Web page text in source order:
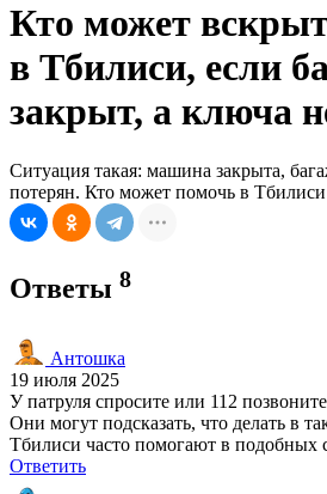
Кто может
в Тбилиси, если
закрыт, а ключа
Ситуация такая: машина закрыта,
потерян. Кто может помочь в
Ответы 8
Антошка
19 июля 2025
У патруля спросите или 112
Они могут подсказать, что делать в
Тбилиси часто помогают в подобных
Ответить